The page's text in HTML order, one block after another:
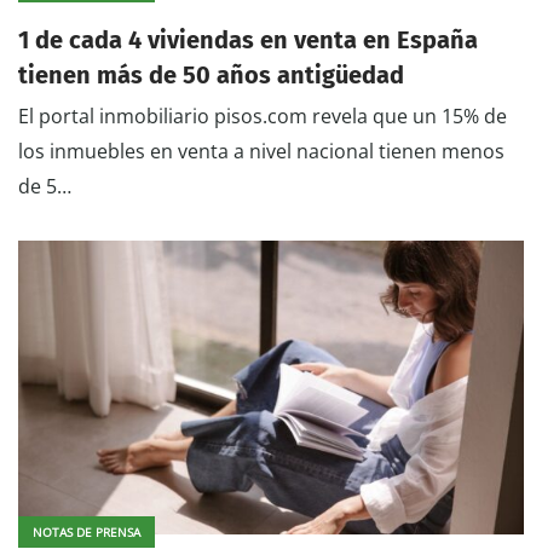
1 de cada 4 viviendas en venta en España
tienen más de 50 años antigüedad
El portal inmobiliario pisos.com revela que un 15% de
los inmuebles en venta a nivel nacional tienen menos
de 5…
NOTAS DE PRENSA